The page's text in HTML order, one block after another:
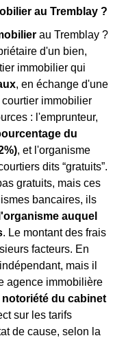
au Tremblay ?
au Tremblay ?
d'un bien,
immobilier qui
, en échange d'une
immobilier
: l'emprunteur,
du
, et l'organisme
dits “gratuits”.
gratuits, mais ces
bancaires, ils
auquel
. Le montant des frais
facteurs. En
mais il
agence immobilière
notoriété du cabinet
sur les tarifs
de cause, selon la